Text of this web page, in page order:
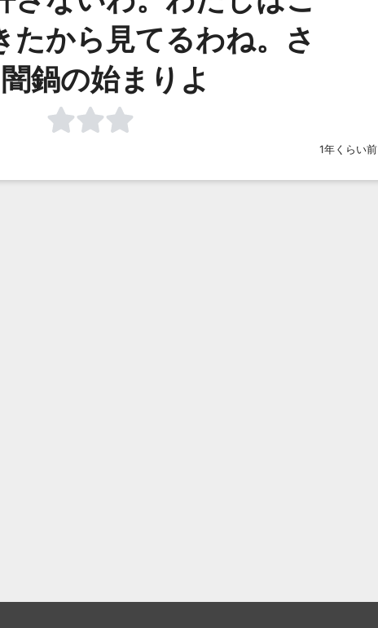
たから見てるわね。さ
鍋の始まりよ
1年くらい前